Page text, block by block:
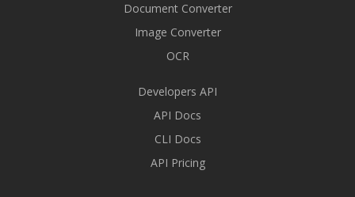
Document Converter
Image Converter
OCR
Developers API
API Docs
CLI Docs
API Pricing